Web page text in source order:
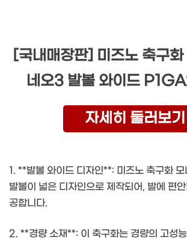
[국내매장판] 미즈노 축구
네오3 발볼 와이드
자세히 둘러보기
1. **발볼 와이드 디자인**: 미즈노 축구화
발볼이 넓은 디자인으로 제작되어, 발에 편안
공합니다.
2. **경량 소재**: 이 축구화는 경량의 고성